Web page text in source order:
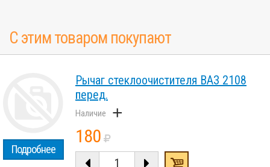
С этим товаром покупают
Подробнее
Рычаг стеклоочистителя ВАЗ 2108
перед.
+
180